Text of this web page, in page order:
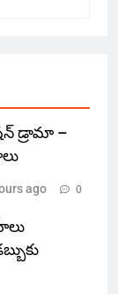
డ్రామా –
ago 0